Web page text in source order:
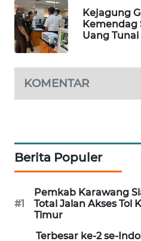
Kejagung
Kemendag
Uang Tunai
KOMENTAR
Berita Populer
#1
Pemkab Karawang
Total Jalan Akses Tol
Timur
Terbesar ke-2 se-
NEWS
GARONGGANG
NEWS
FISUELRI
CILEUNGSI
BERKAT